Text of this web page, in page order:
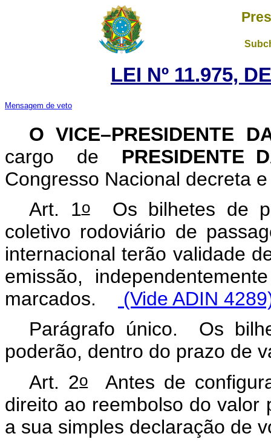
LEI Nº 11.975,
Mensagem de veto
O VICE–PRESIDENTE
cargo de PRESIDENTE
Congresso Nacional decreta
Art. 1oOs bilhetes de
coletivo rodoviário de
internacional terão validade
emissão,
marcados.
(Vide ADIN
Parágrafo único. Os
poderão, dentro do prazo de
Art. 2oAntes de
direito ao reembolso do valor
a sua simples declaração de